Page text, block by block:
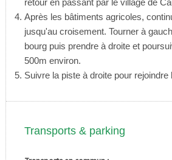
retour en passant par le village de
Après les bâtiments agricoles,
jusqu'au croisement. Tourner à
bourg puis prendre à droite et
500m environ.
Suivre la piste à droite pour rejoindre
Transports & parking